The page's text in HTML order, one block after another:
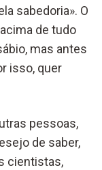
sabedoria». O
de tudo
mas antes
isso, quer
pessoas,
de saber,
cientistas,